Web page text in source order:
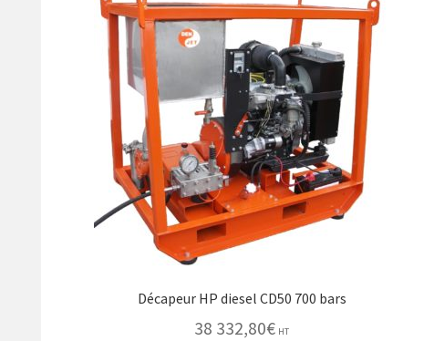
Décapeur HP diesel CD50 700 bars
38 332,80€ HT